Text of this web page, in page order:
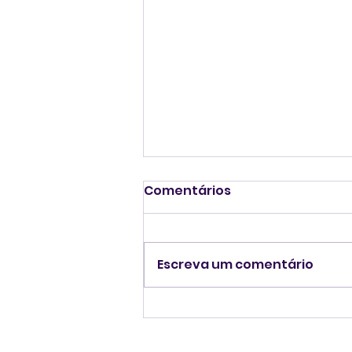
Senado dos EUA
Comentários
Escreva um comentário